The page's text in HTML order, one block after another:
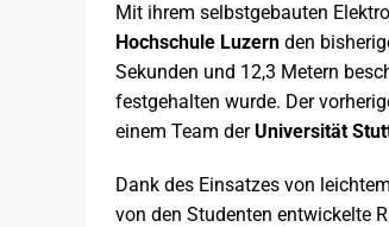
Mit ihrem selbstgebauten
Hochschule Luzern den
Sekunden und 12,3 Metern
festgehalten wurde. Der
einem Team derUniversität
Dank des Einsatzes von
von den Studenten entwickelte